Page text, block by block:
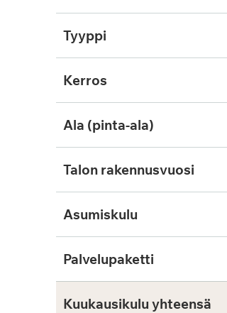
Tyyppi
Kerros
Ala (pinta-ala)
Talon rakennusvuosi
Asumiskulu
Palvelupaketti
Kuukausikulu yhteensä